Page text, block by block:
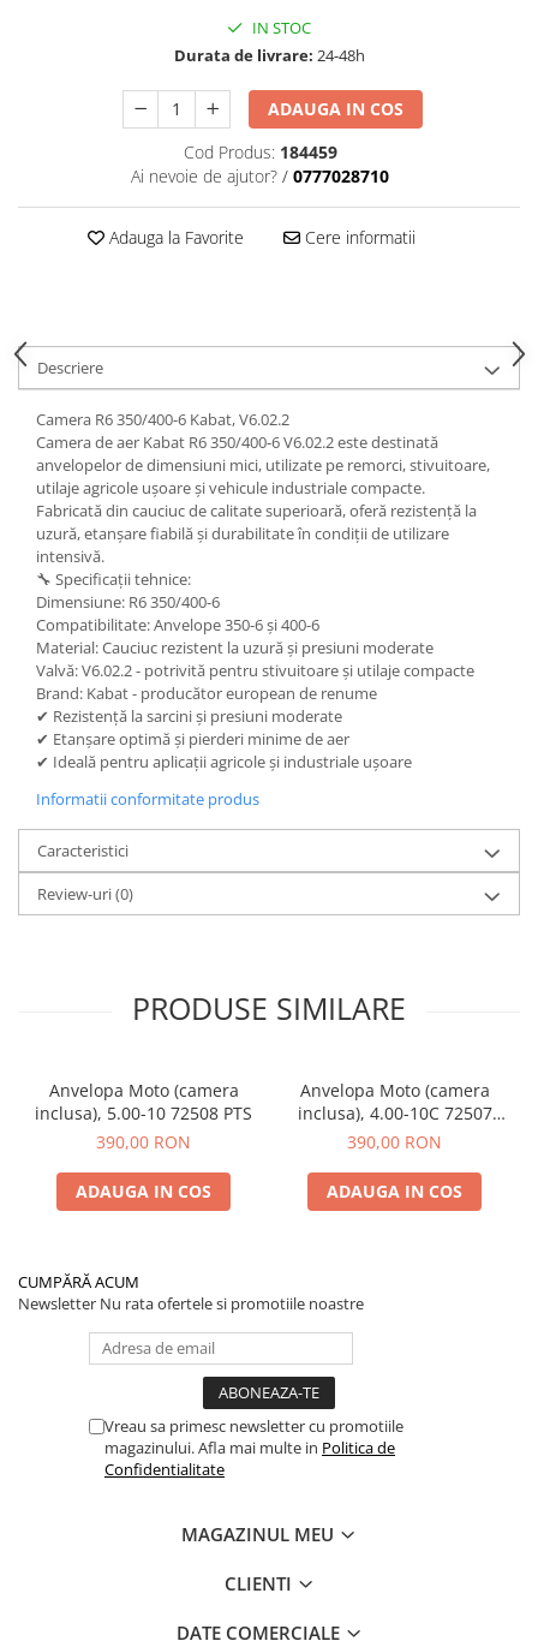
cauciucuri-bicicleta
Camere bicicleta
Cauciuc tubeless cu GEL antipană
Accesorii
Anvelope moto
Camere moto
Anvelope ATV
Cauciucuri bicicleta
Anvelope și Camere Utilaje
https://www.doctortrotineta.ro/plata-
tbi?
forceOriginalForEdit=1&preview=00681
IN STOC
Durata de livrare: 24-48h
ADAUGA IN COS
Cod Produs: 184459
Ai nevoie de ajutor? / 0777028710
Adauga la Favorite Cere informatii
Descriere
Camera R6 350/400-6 Kabat, V6.02.2
Camera de aer Kabat R6 350/400-6 V6.02.2 este destinată
anvelopelor de dimensiuni mici, utilizate pe remorci, stivuitoare,
utilaje agricole ușoare și vehicule industriale compacte.
Fabricată din cauciuc de calitate superioară, oferă rezistență la
uzură, etanșare fiabilă și durabilitate în condiții de utilizare
intensivă.
🔧 Specificații tehnice:
Dimensiune: R6 350/400-6
Compatibilitate: Anvelope 350-6 și 400-6
Material: Cauciuc rezistent la uzură și presiuni moderate
Valvă: V6.02.2 - potrivită pentru stivuitoare și utilaje compacte
Brand: Kabat - producător european de renume
✔ Rezistență la sarcini și presiuni moderate
✔ Etanșare optimă și pierderi minime de aer
✔ Ideală pentru aplicații agricole și industriale ușoare
Informatii conformitate produs
Caracteristici
Review-uri(0)
PRODUSE SIMILARE
Anvelopa Moto (camera
inclusa), 5.00-10 72508 PTS
390,00 RON
ADAUGA IN COS
Anvelopa Moto (camera
inclusa), 4.00-10C 72507
PTS
390,00 RON
ADAUGA IN COS
CUMPĂRĂ ACUM
Newsletter Nu rata ofertele si promotiile noastre
Vreau sa primesc newsletter cu promotiile
magazinului. Afla mai multe in Politica de
Confidentialitate
MAGAZINUL MEU
CLIENTI
DATE COMERCIALE